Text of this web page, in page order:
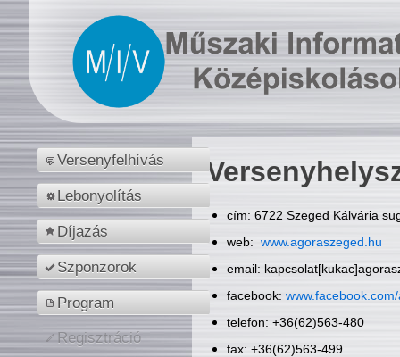
Versenyfelhívás
Lebonyolítás
Díjazás
Szponzorok
Program
Regisztráció
cím: 6722 Szeged Kálvária
web: www.agoraszeged.hu
email:
facebook:
telefon: +36(62)563-480
fax: +36(62)563-499